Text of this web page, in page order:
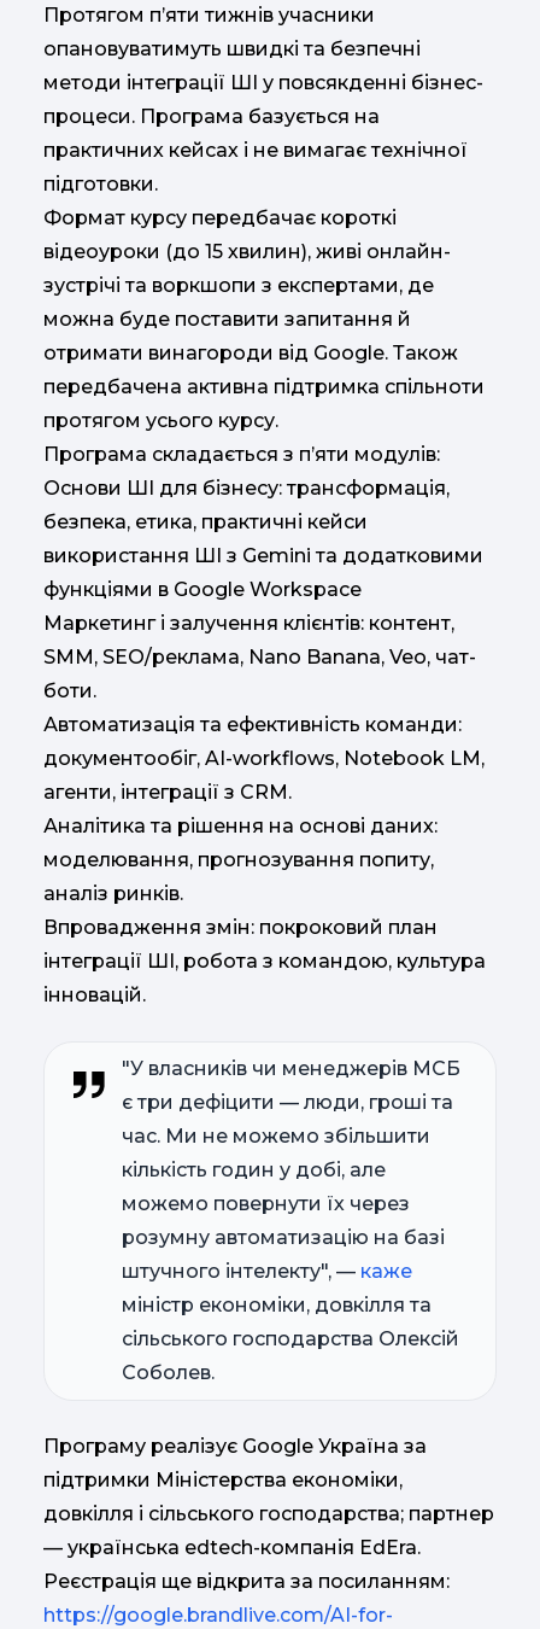
Протягом п’яти тижнів учасники
опановуватимуть швидкі та безпечні
методи інтеграції ШІ у повсякденні бізнес-
процеси. Програма базується на
практичних кейсах і не вимагає технічної
підготовки.
Формат курсу передбачає короткі
відеоуроки (до 15 хвилин), живі онлайн-
зустрічі та воркшопи з експертами, де
можна буде поставити запитання й
отримати винагороди від Google. Також
передбачена активна підтримка спільноти
протягом усього курсу.
Програма складається з п’яти модулів:
Основи ШІ для бізнесу: трансформація,
безпека, етика, практичні кейси
використання ШІ з Gemini та додатковими
функціями в Google Workspace
Маркетинг і залучення клієнтів: контент,
SMM, SEO/реклама, Nano Banana, Veo, чат-
боти.
Автоматизація та ефективність команди:
документообіг, AI-workflows, Notebook LM,
агенти, інтеграції з CRM.
Аналітика та рішення на основі даних:
моделювання, прогнозування попиту,
аналіз ринків.
Впровадження змін: покроковий план
інтеграції ШІ, робота з командою, культура
інновацій.
"У власників чи менеджерів МСБ
є три дефіцити — люди, гроші та
час. Ми не можемо збільшити
кількість годин у добі, але
можемо повернути їх через
розумну автоматизацію на базі
штучного інтелекту", — каже
міністр економіки, довкілля та
сільського господарства Олексій
Соболев.
Програму реалізує Google Україна за
підтримки Міністерства економіки,
довкілля і сільського господарства; партнер
— українська edtech-компанія EdEra.
Реєстрація ще відкрита за посиланням:
https://google.brandlive.com/AI-for-